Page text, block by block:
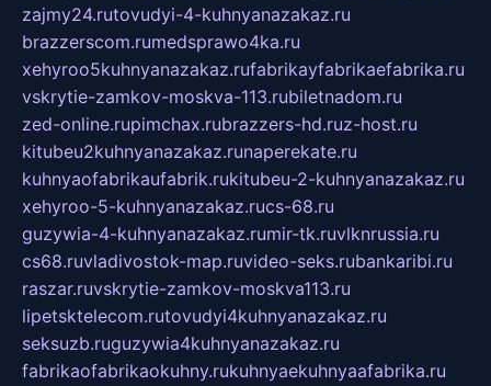
zajmy24.rutovudyi-4-kuhnyanazakaz.ru
brazzerscom.rumedsprawo4ka.ru
xehyroo5kuhnyanazakaz.rufabrikayfabrikaefabrika.ru
vskrytie-zamkov-moskva-113.rubiletnadom.ru
zed-online.rupimchax.rubrazzers-hd.ruz-host.ru
kitubeu2kuhnyanazakaz.runaperekate.ru
kuhnyaofabrikaufabrik.rukitubeu-2-kuhnyanazakaz.ru
xehyroo-5-kuhnyanazakaz.rucs-68.ru
guzywia-4-kuhnyanazakaz.rumir-tk.ruvlknrussia.ru
cs68.ruvladivostok-map.ruvideo-seks.rubankaribi.ru
raszar.ruvskrytie-zamkov-moskva113.ru
lipetsktelecom.rutovudyi4kuhnyanazakaz.ru
seksuzb.ruguzywia4kuhnyanazakaz.ru
fabrikaofabrikaokuhny.rukuhnyaekuhnyaafabrika.ru